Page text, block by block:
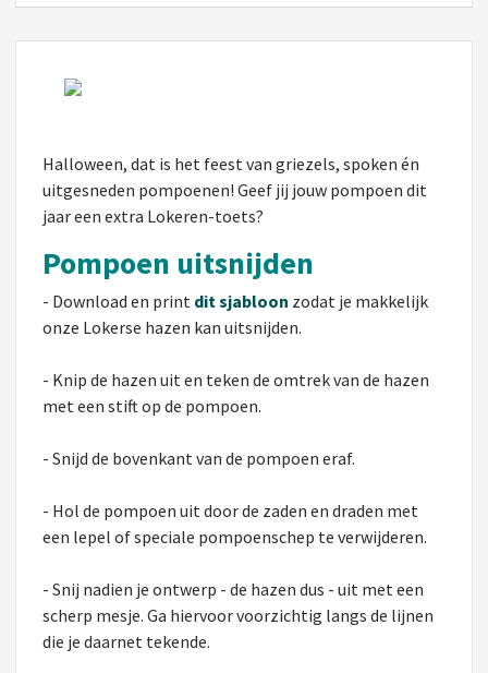
Halloween, dat is het feest van griezels, spoken én
uitgesneden pompoenen! Geef jij jouw pompoen dit
jaar een extra Lokeren-toets?
Pompoen uitsnijden
- Download en print dit sjabloon zodat je makkelijk
onze Lokerse hazen kan uitsnijden.
- Knip de hazen uit en teken de omtrek van de hazen
met een stift op de pompoen.
- Snijd de bovenkant van de pompoen eraf.
- Hol de pompoen uit door de zaden en draden met
een lepel of speciale pompoenschep te verwijderen.
- Snij nadien je ontwerp - de hazen dus - uit met een
scherp mesje. Ga hiervoor voorzichtig langs de lijnen
die je daarnet tekende.